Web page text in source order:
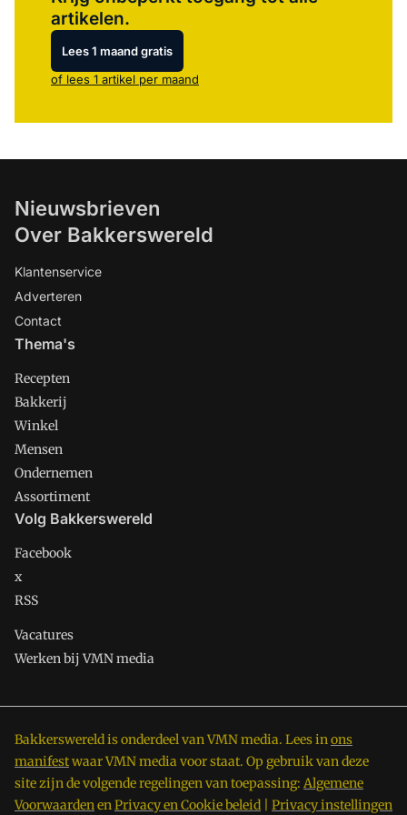
artikelen.
Lees 1 maand gratis
of lees 1 artikel per maand
Nieuwsbrieven
Over Bakkerswereld
Klantenservice
Adverteren
Contact
Thema's
Recepten
Bakkerij
Winkel
Mensen
Ondernemen
Assortiment
Volg Bakkerswereld
Facebook
x
RSS
Vacatures
Werken bij VMN media
Bakkerswereld is onderdeel van VMN media. Lees inons
manifestwaar VMN media voor staat. Op gebruik van deze
site zijn de volgende regelingen van toepassing: Algemene
VoorwaardenenPrivacy en Cookie beleid Privacy instellingen